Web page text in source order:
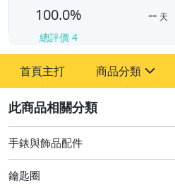
100.0%
總評價 4
-- 天
首頁主打 商品分類
圖書/影音/文具
古董、藝術與礦石
手錶與飾品配件
鑰匙圈